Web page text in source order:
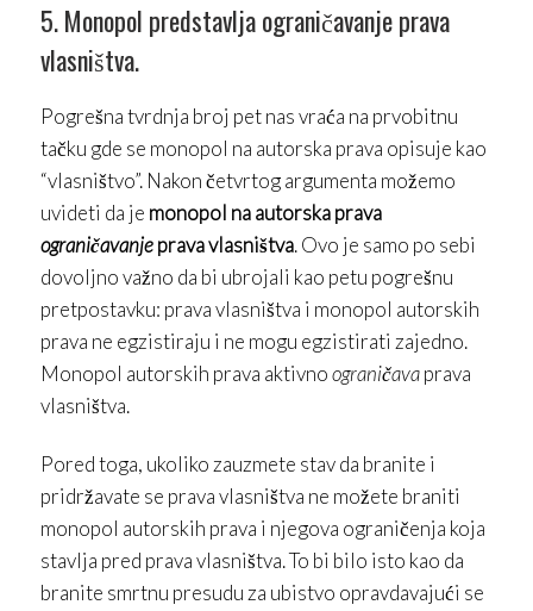
5. Monopol predstavlja ograničavanje prava
vlasništva.
Pogrešna tvrdnja broj pet nas vraća na prvobitnu
tačku gde se monopol na autorska prava opisuje kao
“vlasništvo”. Nakon četvrtog argumenta možemo
uvideti da je monopol na autorska prava
ograničavanjeprava vlasništva. Ovo je samo po sebi
dovoljno važno da bi ubrojali kao petu pogrešnu
pretpostavku: prava vlasništva i monopol autorskih
prava ne egzistiraju i ne mogu egzistirati zajedno.
Monopol autorskih prava aktivnoograničavaprava
vlasništva.
Pored toga, ukoliko zauzmete stav da branite i
pridržavate se prava vlasništva ne možete braniti
monopol autorskih prava i njegova ograničenja koja
stavlja pred prava vlasništva. To bi bilo isto kao da
branite smrtnu presudu za ubistvo opravdavajući se